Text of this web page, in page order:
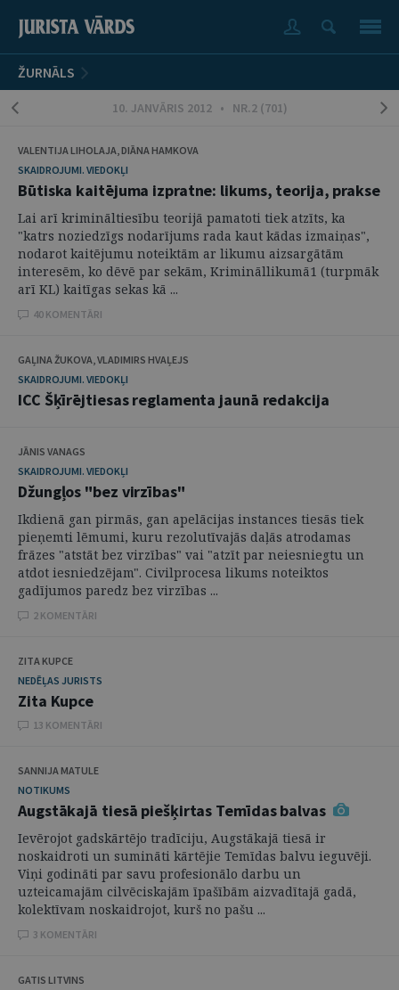
ŽURNĀLS
10. JANVĀRIS 2012 • NR.2 (701)
VALENTIJA LIHOLAJA, DIĀNA HAMKOVA
SKAIDROJUMI. VIEDOKĻI
Būtiska kaitējuma izpratne: likums, teorija, prakse
Lai arī krimināltiesību teorijā pamatoti tiek atzīts, ka
"katrs noziedzīgs nodarījums rada kaut kādas izmaiņas",
nodarot kaitējumu noteiktām ar likumu aizsargātām
interesēm, ko dēvē par sekām, Krimināllikumā1 (turpmāk
arī KL) kaitīgas sekas kā ...
40 KOMENTĀRI
GAĻINA ŽUKOVA, VLADIMIRS HVAĻEJS
SKAIDROJUMI. VIEDOKĻI
ICC Šķīrējtiesas reglamenta jaunā redakcija
JĀNIS VANAGS
SKAIDROJUMI. VIEDOKĻI
Džungļos "bez virzības"
Ikdienā gan pirmās, gan apelācijas instances tiesās tiek
pieņemti lēmumi, kuru rezolutīvajās daļās atrodamas
frāzes "atstāt bez virzības" vai "atzīt par neiesniegtu un
atdot iesniedzējam". Civilprocesa likums noteiktos
gadījumos paredz bez virzības ...
2 KOMENTĀRI
ZITA KUPCE
NEDĒĻAS JURISTS
Zita Kupce
13 KOMENTĀRI
SANNIJA MATULE
NOTIKUMS
Augstākajā tiesā piešķirtas Temīdas balvas
Ievērojot gadskārtējo tradīciju, Augstākajā tiesā ir
noskaidroti un sumināti kārtējie Temīdas balvu ieguvēji.
Viņi godināti par savu profesionālo darbu un
uzteicamajām cilvēciskajām īpašībām aizvadītajā gadā,
kolektīvam noskaidrojot, kurš no pašu ...
3 KOMENTĀRI
GATIS LITVINS